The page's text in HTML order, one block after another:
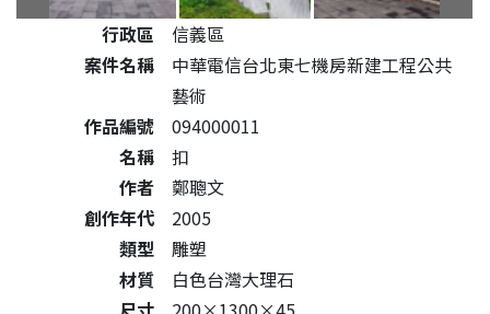
公共藝術作品詳細資料
行政區
信義區
案件名稱
中華電信台北東七機房新建工程公共
藝術
作品編號
094000011
名稱
扣
作者
鄭聰文
創作年代
2005
類型
雕塑
材質
白色台灣大理石